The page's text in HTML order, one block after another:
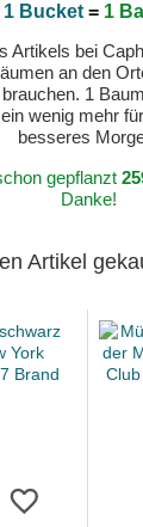
1 Bucket = 1
Artikels bei
an den
1
wenig mehr
besseres
gepflanzt
Danke!
Artikel